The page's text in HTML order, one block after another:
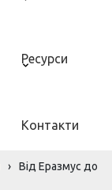
Ресурси
Контакти
›
Від Еразмус до